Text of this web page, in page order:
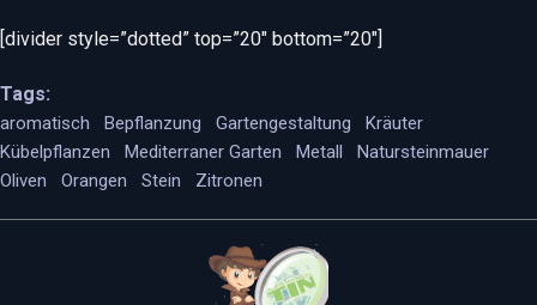
[divider style=”dotted” top=”20″ bottom=”20″]
Tags:
aromatisch Bepflanzung Gartengestaltung
Kräuter
Kübelpflanzen
Mediterraner Garten Metall
Natursteinmauer
Oliven
Orangen Stein Zitronen